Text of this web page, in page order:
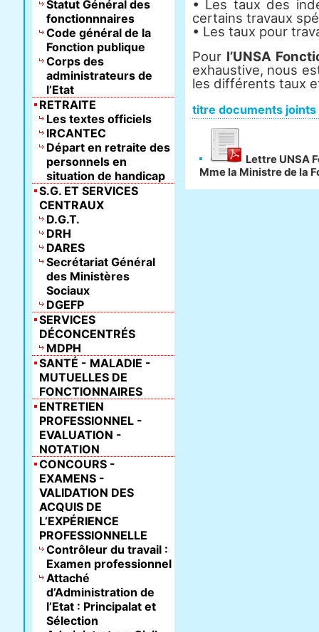
• Les taux des
certains travaux
• Les taux pour
Pour l’UNSA
exhaustive, nous
les différents taux
titre documents joints
Lettre UNSA
Mme la Ministre de la
Statut Général des
fonctionnnaires
Code général de la
Fonction publique
Corps des
administrateurs de
l’Etat
RETRAITE
Les textes officiels
IRCANTEC
Départ en retraite des
personnels en
situation de handicap
S.G. ET SERVICES
CENTRAUX
D.G.T.
DRH
DARES
Secrétariat Général
des Ministères
Sociaux
DGEFP
SERVICES
DÉCONCENTRÉS
MDPH
SANTÉ - MALADIE -
MUTUELLES DE
FONCTIONNAIRES
ENTRETIEN
PROFESSIONNEL -
EVALUATION -
NOTATION
CONCOURS -
EXAMENS -
VALIDATION DES
ACQUIS DE
L’EXPÉRIENCE
PROFESSIONNELLE
Contrôleur du travail :
Examen professionnel
Attaché
d’Administration de
l’Etat : Principalat et
Sélection